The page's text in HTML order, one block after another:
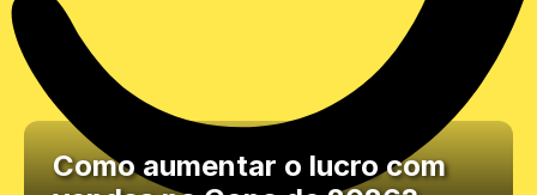
Como aumentar o lucro com